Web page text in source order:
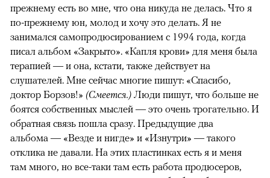
прежнему есть во мне, что она никуда не делась. Что я
по-прежнему юн, молод и хочу это делать. Я не
занимался самопродюсированием с 1994 года, когда
писал альбом «Закрыто». «Капля крови» для меня была
терапией — и она, кстати, также действует на
слушателей. Мне сейчас многие пишут: «Спасибо,
доктор Борзов!» (Смеется.) Люди пишут, что больше не
боятся собственных мыслей — это очень трогательно. И
обратная связь пошла сразу. Предыдущие два
альбома — «Везде и нигде» и «Изнутри» — такого
отклика не давали. На этих пластинках есть я и меня
там много, но все-таки там есть работа продюсеров,